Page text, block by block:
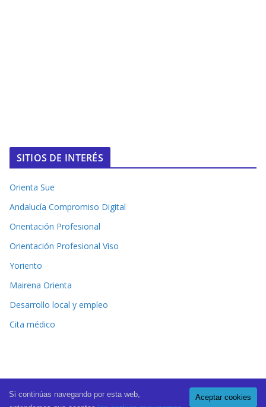
SITIOS DE INTERÉS
Orienta Sue
Andalucía Compromiso Digital
Orientación Profesional
Orientación Profesional Viso
Yoriento
Mairena Orienta
Desarrollo local y empleo
Cita médico
Copyright © 2026 El Periódico de Mairena . All rights reserved.
Aceptar cookies
Si continúas navegando por esta web,